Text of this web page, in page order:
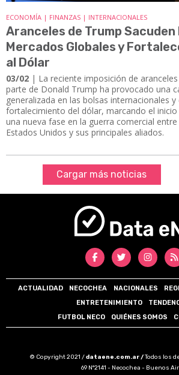
ECONOMÍA | FINANZAS | INTERNACIONALES
Aranceles de Trump Sacuden
Mercados Globales y
al Dólar
03/02 | La reciente imposición de
parte de Donald Trump ha provocado una
generalizada en las bolsas internacionales y
fortalecimiento del dólar, marcando el inicio
una nueva fase en la guerra comercial entre
Estados Unidos y sus principales aliados.
Cargar más noticias
ACTUALIDAD NECOCHEA NACIONALES
ENTRETENIMIENTO
FUTBOL NECO
QUIÉNES SOMOS
© Copyright 2021 /dataene.com.ar /Todos los
69 N°2141 - Necochea - Buenos